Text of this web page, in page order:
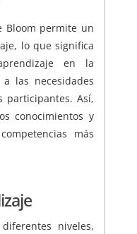
Bloom permite un
lo que significa
en la
las necesidades
participantes. Así,
conocimientos y
más
niveles,